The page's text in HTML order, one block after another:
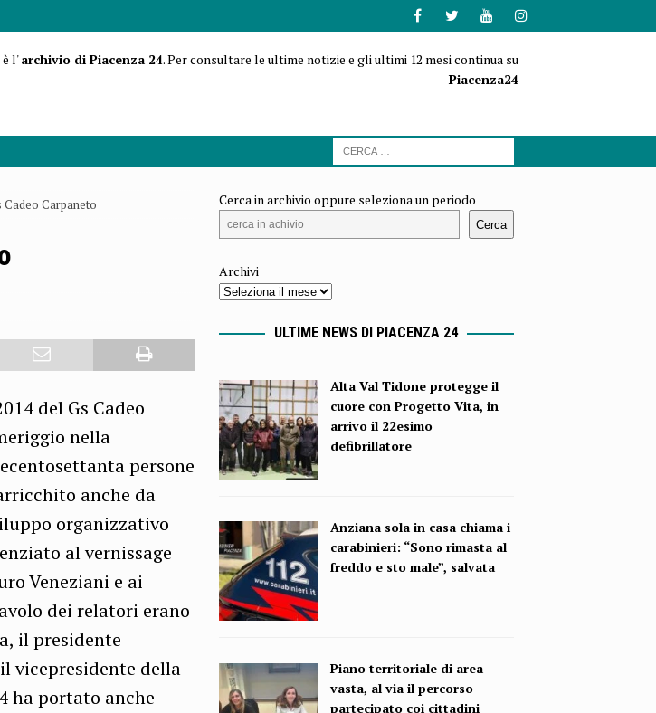
è l'archivio di Piacenza 24. Per consultare le ultime notizie e gli ultimi 12 mesi continua su
Piacenza24
Cadeo Carpaneto
del Gs Cadeo
nella
persone
anche da
organizzativo
al vernissage
Veneziani e ai
dei relatori erano
il presidente
vicepresidente della
ha portato anche
Cerca in archivio oppure seleziona un periodo
Cerca
Archivi
ULTIME NEWS DI PIACENZA 24
Alta Val Tidone protegge il
cuore con Progetto Vita, in
arrivo il 22esimo
defibrillatore
Anziana sola in casa chiama i
carabinieri: “Sono rimasta al
freddo e sto male”, salvata
Piano territoriale di area
vasta, al via il percorso
partecipato coi cittadini